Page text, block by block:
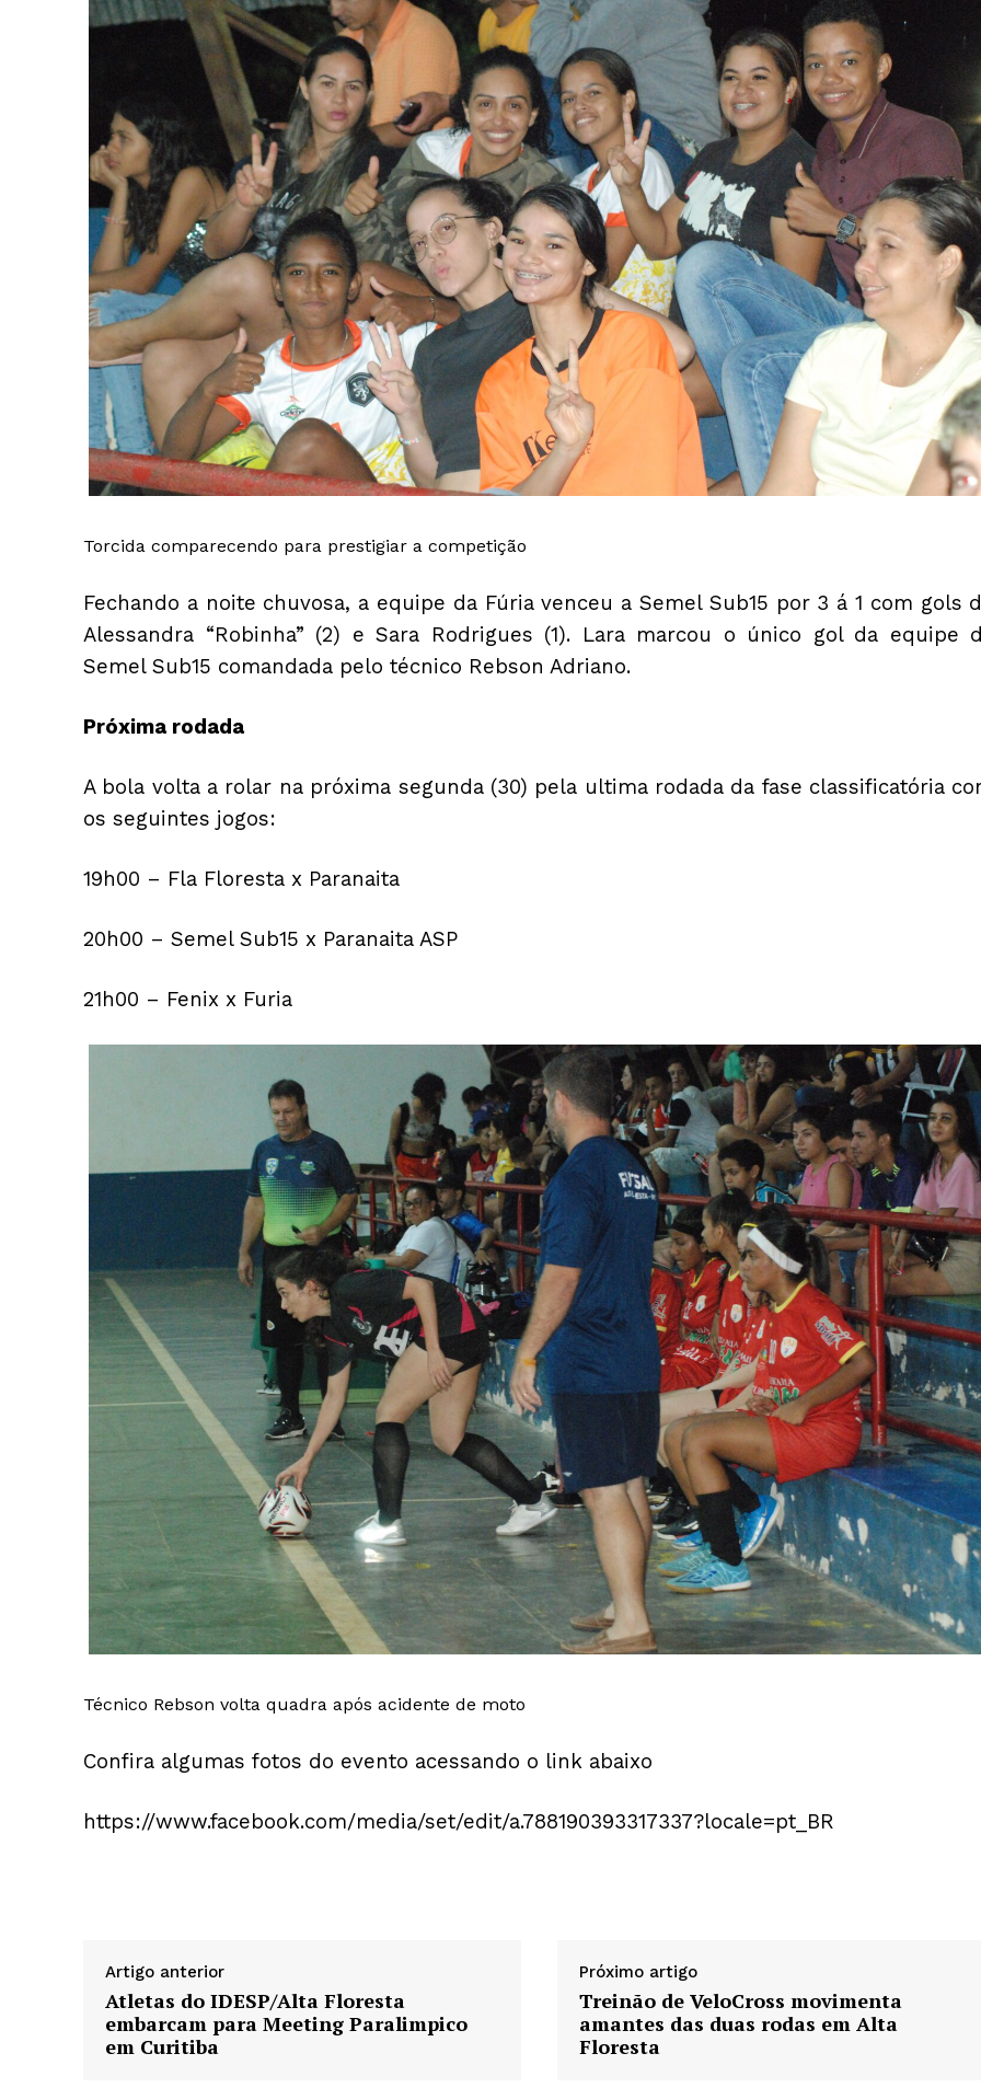
Torcida comparecendo para prestigiar a competição
Fechando a noite chuvosa, a equipe da Fúria venceu a Semel Sub15 por 3 á 1 com gols
Alessandra “Robinha” (2) e Sara Rodrigues (1). Lara marcou o único gol da equipe
Semel Sub15 comandada pelo técnico Rebson Adriano.
Próxima rodada
A bola volta a rolar na próxima segunda (30) pela ultima rodada da fase classificatória
os seguintes jogos:
19h00 – Fla Floresta x Paranaita
20h00 – Semel Sub15 x Paranaita ASP
21h00 – Fenix x Furia
Técnico Rebson volta quadra após acidente de moto
Confira algumas fotos do evento acessando o link abaixo
https://www.facebook.com/media/set/edit/a.788190393317337?locale=pt_BR
Artigo anterior
Atletas do IDESP/Alta Floresta
embarcam para Meeting Paralimpico
em Curitiba
Próximo artigo
Treinão de VeloCross movimenta
amantes das duas rodas em Alta
Floresta